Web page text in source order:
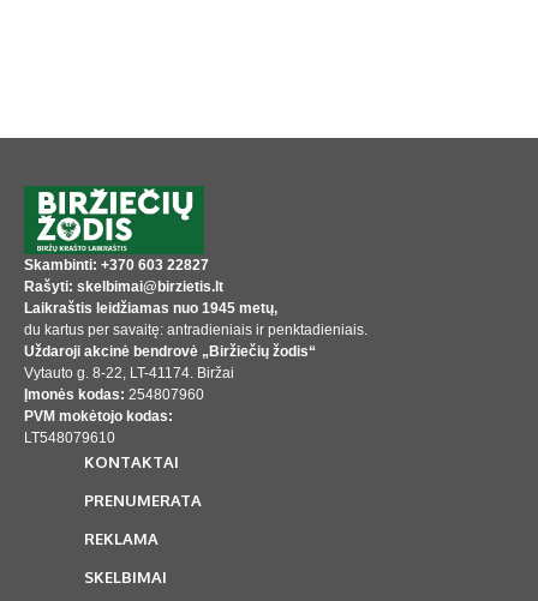
Skambinti: +370 603 22827
Rašyti: skelbimai@birzietis.lt
Laikraštis leidžiamas nuo 1945 metų,
du kartus per savaitę: antradieniais ir penktadieniais.
Uždaroji akcinė bendrovė „Biržiečių žodis“
Vytauto g. 8-22, LT-41174. Biržai
Įmonės kodas: 254807960
PVM mokėtojo kodas:
LT548079610
KONTAKTAI
PRENUMERATA
REKLAMA
SKELBIMAI